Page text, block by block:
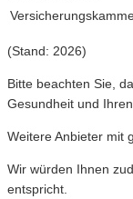
(Stand: 2026)
Bitte beachten Sie,
Gesundheit und
Weitere Anbieter mit
Wir würden Ihnen
entspricht.